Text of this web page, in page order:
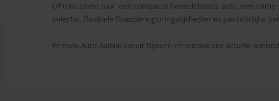
Of u nu zoekt naar een compacte tweedehands auto, een
selectie, flexibele financieringsmogelijkheden en persoonlijke
Bezoek Auto Aaltink vanuit Rijssen en ontdek ons actuele